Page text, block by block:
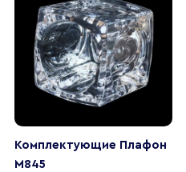
Комплектующие Плафон
M845